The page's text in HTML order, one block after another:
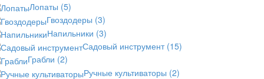
Лопаты (5)
Гвоздодеры (3)
Напильники (3)
Садовый инструмент (15)
Грабли (2)
Ручные культиваторы (2)